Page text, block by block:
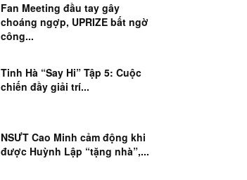
Fan Meeting đầu tay gây
choáng ngợp, UPRIZE bất ngờ
công...
Tinh Hà “Say Hi” Tập 5: Cuộc
chiến đầy giải trí...
NSƯT Cao Minh cảm động khi
được Huỳnh Lập “tặng nhà”,...